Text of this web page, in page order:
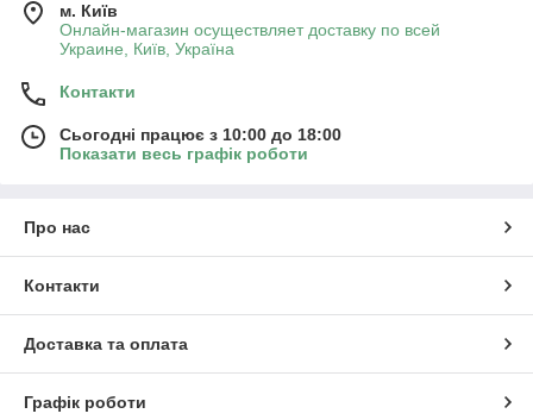
м. Київ
Онлайн-магазин осуществляет доставку по всей
Украине, Київ, Україна
Контакти
Сьогодні працює з 10:00 до 18:00
Показати весь графік роботи
Про нас
Контакти
Доставка та оплата
Графік роботи